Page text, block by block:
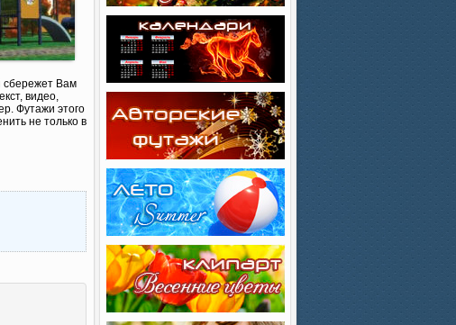
сбережет Вам
видео,
Футажи этого
не только в